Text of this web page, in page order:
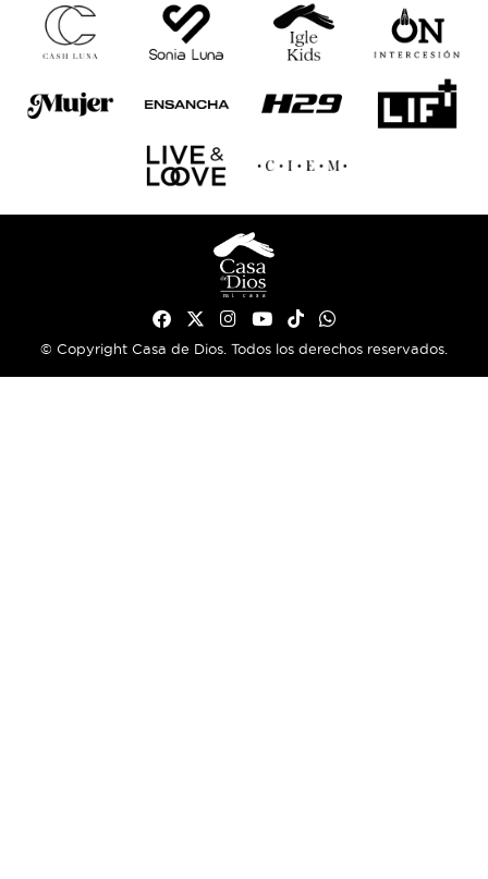
© Copyright Casa de Dios. Todos los derechos reservados.